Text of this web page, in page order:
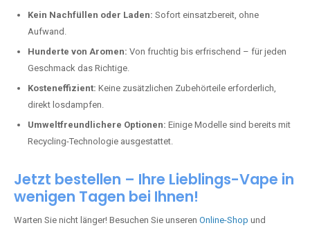
Kein Nachfüllen oder Laden: Sofort einsatzbereit, ohne
Aufwand.
Hunderte von Aromen: Von fruchtig bis erfrischend – für jeden
Geschmack das Richtige.
Kosteneffizient: Keine zusätzlichen Zubehörteile erforderlich,
direkt losdampfen.
Umweltfreundlichere Optionen: Einige Modelle sind bereits mit
Recycling-Technologie ausgestattet.
Jetzt bestellen – Ihre Lieblings-Vape in
wenigen Tagen bei Ihnen!
Warten Sie nicht länger! Besuchen Sie unseren Online-Shop und